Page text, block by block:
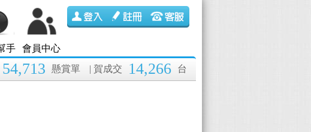
手 會員中心
| 賀成交 14,266 台
54,713 懸賞單